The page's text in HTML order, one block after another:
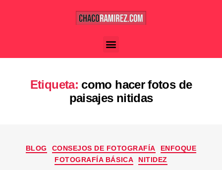
Etiqueta: como hacer fotos de
paisajes nitidas
BLOG CONSEJOS DE FOTOGRAFÍA
ENFOQUE
FOTOGRAFÍA BÁSICA
NITIDEZ